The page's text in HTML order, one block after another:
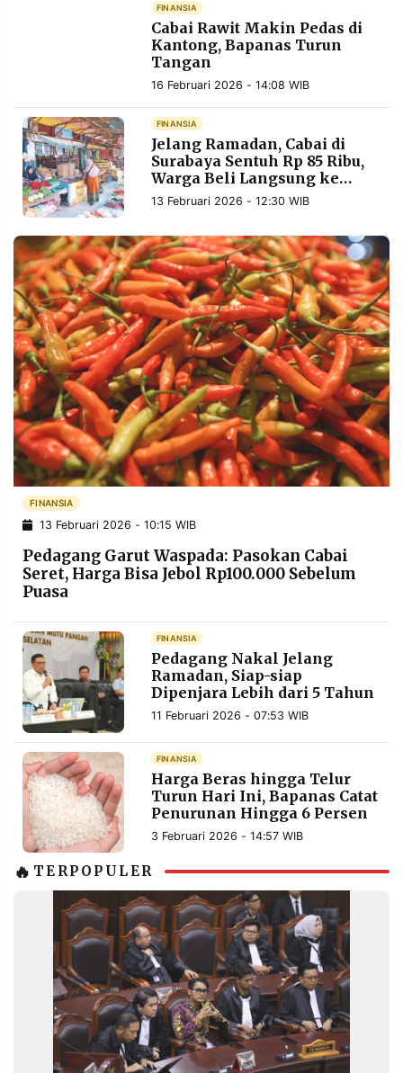
FINANSIA
Cabai Rawit Makin Pedas di
Kantong, Bapanas Turun
Tangan
16 Februari 2026 - 14:08 WIB
FINANSIA
Jelang Ramadan, Cabai di
Surabaya Sentuh Rp 85 Ribu,
Warga Beli Langsung ke
Petani Bisa Lebih Murah
13 Februari 2026 - 12:30 WIB
FINANSIA
13 Februari 2026 - 10:15 WIB
Pedagang Garut Waspada: Pasokan Cabai
Seret, Harga Bisa Jebol Rp100.000 Sebelum
Puasa
FINANSIA
Pedagang Nakal Jelang
Ramadan, Siap-siap
Dipenjara Lebih dari 5 Tahun
11 Februari 2026 - 07:53 WIB
FINANSIA
Harga Beras hingga Telur
Turun Hari Ini, Bapanas Catat
Penurunan Hingga 6 Persen
3 Februari 2026 - 14:57 WIB
🔥 TERPOPULER